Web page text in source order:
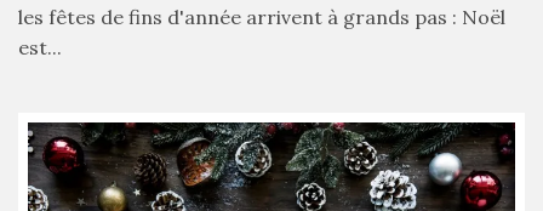
les fêtes de fins d'année arrivent à grands pas : Noël
est...